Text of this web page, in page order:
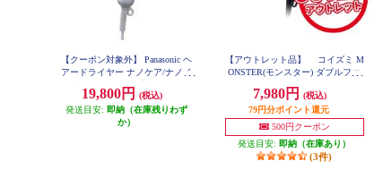
【クーポン対象外】 Panasonic ヘ
アードライヤー ナノケア/ナノイ
レー EH-NA7M-H
19,800円
(税込)
発送目安: 即納（在庫残りわず
か）
【アウトレット品】 コイズミ M
ONSTER(モンスター) ダブルファ
10-K
7,980円
(税込)
79円分ポイント還元
500円クーポン
発送目安: 即納（在庫あり）
(3件)